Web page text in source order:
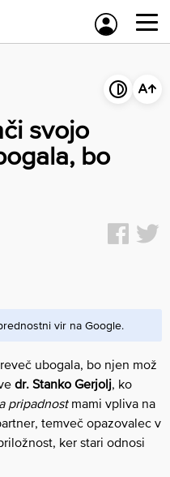
svojo
bo
vir na Google.
ubogala, bo njen mož
dr. Stanko Gerjolj, ko
pripadnostmami vpliva na
temveč opazovalec v
ker stari odnosi